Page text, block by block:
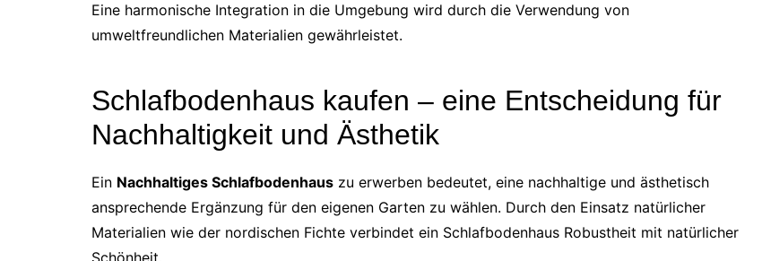
Eine harmonische Integration in die Umgebung wird durch die Verwendung von
umweltfreundlichen Materialien gewährleistet.
Schlafbodenhaus kaufen – eine Entscheidung für
Nachhaltigkeit und Ästhetik
Ein Nachhaltiges Schlafbodenhaus zu erwerben bedeutet, eine nachhaltige und ästhetisch
ansprechende Ergänzung für den eigenen Garten zu wählen. Durch den Einsatz natürlicher
Materialien wie der nordischen Fichte verbindet ein Schlafbodenhaus Robustheit mit natürlicher
Schönheit.